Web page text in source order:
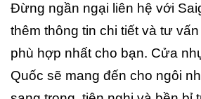
Đừng ngần ngại liên hệ với
thêm thông tin chi tiết và tư
phù hợp nhất cho bạn. Cửa
Quốc sẽ mang đến cho ngôi